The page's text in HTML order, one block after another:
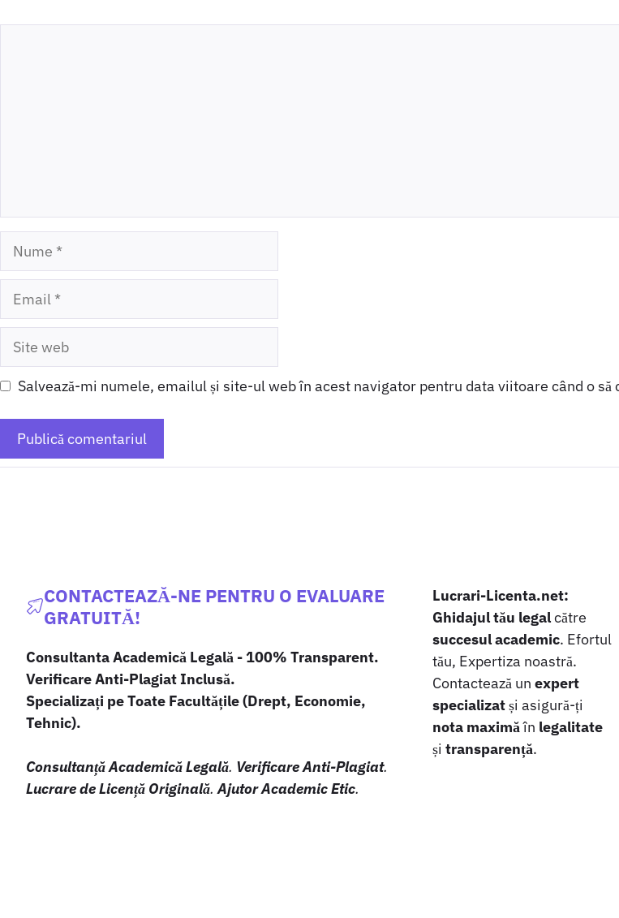
Nume
Email
Site
Salvează-mi numele, emailul și site-ul web în acest navigator pentru data viitoare când o să
CONTACTEAZĂ-NE PENTRU O EVALUARE
GRATUITĂ!
Consultanta Academică Legală - 100% Transparent.
Verificare Anti-Plagiat Inclusă.
Specializați pe Toate Facultățile (Drept, Economie,
Tehnic).
Consultanță Academică Legală. Verificare Anti-Plagiat.
Lucrare de Licență Originală.Ajutor Academic Etic.
Lucrari-Licenta.net:
Ghidajul tău legalcătre
succesul academic. Efortul
tău, Expertiza noastră.
Contactează unexpert
specializatși asigură-ți
nota maximăîn legalitate
șitransparență.